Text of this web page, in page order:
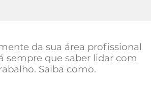
da sua área profissional
sempre que saber lidar com
Saiba como.